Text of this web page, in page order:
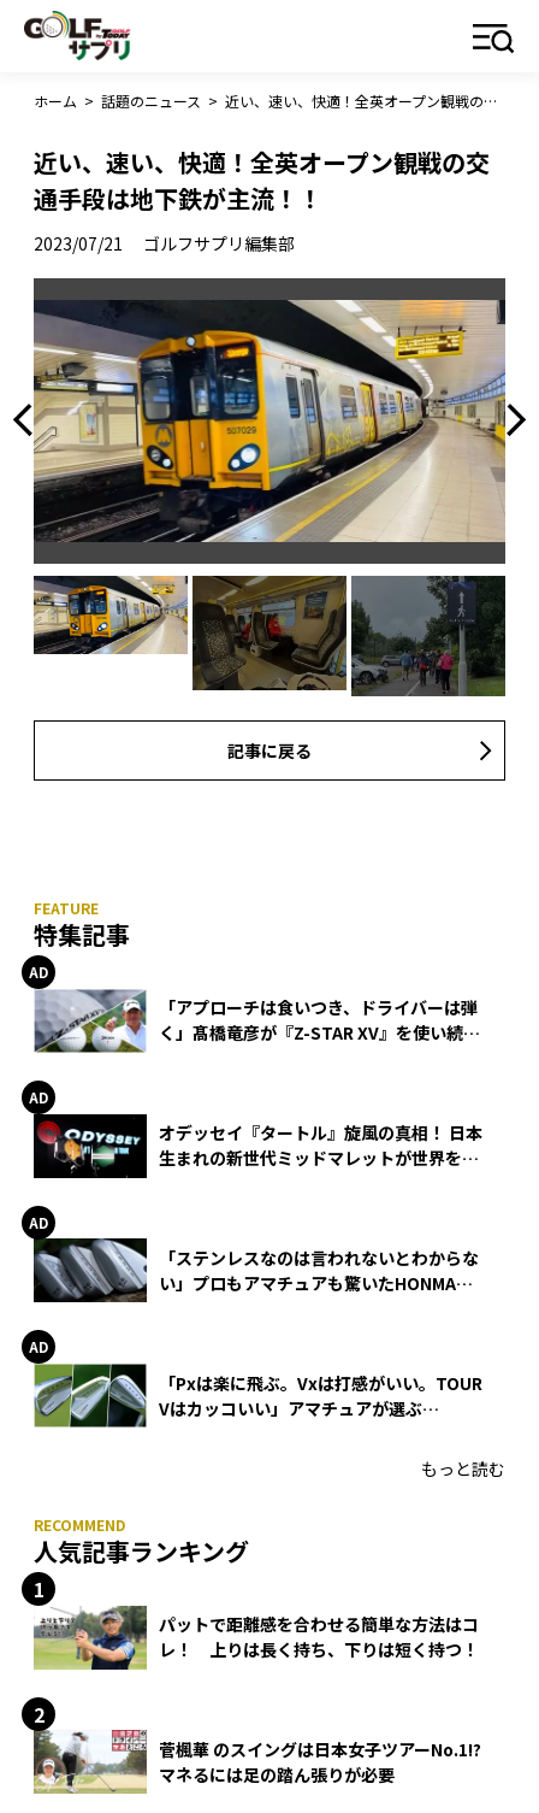
ホーム > 話題のニュース > 近い、速い、快適！全英オープン観戦の交通手段は地下鉄が主流！！
近い、速い、快適！全英オープン観戦の交
通手段は地下鉄が主流！！
2023/07/21 ゴルフサプリ編集部
記事に戻る
特集記事
「アプローチは食いつき、ドライバーは弾
く」髙橋竜彦が『Z-STAR XV』を使い続け
オデッセイ『タートル』旋風の真相！ 日本
生まれの新世代ミッドマレットが世界を席
「ステンレスなのは言われないとわからな
い」プロもアマチュアも驚いたHONMA
「Pxは楽に飛ぶ。Vxは打感がいい。TOUR
Vはカッコいい」アマチュアが選ぶ
もっと読む
人気記事ランキング
パットで距離感を合わせる簡単な方法はコ
レ！ 上りは長く持ち、下りは短く持つ！
菅楓華 のスイングは日本女子ツアーNo.1!?
マネるには足の踏ん張りが必要